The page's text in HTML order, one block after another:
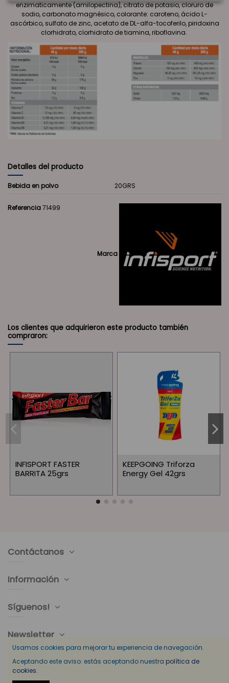
enzimaticamente (amilopectina), citrato de potasio, cloruro de
sodio, carbonato magnésico, colorante: caroteno, ácido L-
ascórbico, sulfato de zinc, acetato de DL-alfa-tocoferilo, piridoxina
clorhidrato, clorhidrato de tiamina, riboflavina.
Detalles del producto
Bebida en polvo 20GRS
Marca
Referencia71499
Los clientes que adquirieron este producto también
compraron:
INFISPORT FASTER
BARRITA 25grs
KEEPGOING Triforza
Energy Gel 42grs
Contáctanos
Información
Síguenos!
Newsletter
Usamos cookies para mejorar tu experiencia de navegación.
Aceptando este aviso. estás aceptando nuestra política de
cookies.